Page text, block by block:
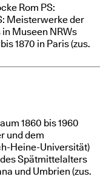
Rom PS:
Meisterwerke der
Museen NRWs
1870 in Paris (zus.
1860 bis 1960
und dem
Heine-Universität)
Spätmittelalters
und Umbrien (zus.